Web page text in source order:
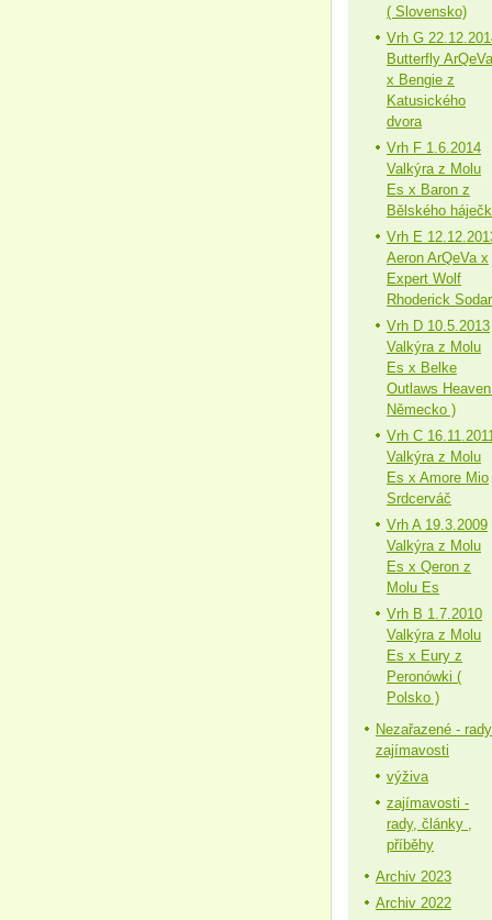
( Slovensko)
Vrh G
Butterfly ArQeVa
x Bengie z
Katusického
dvora
Vrh F 1.6.2014
Valkýra z Molu
Es x Baron z
Bělského
Vrh E
Aeron ArQeVa x
Expert Wolf
Rhoderick Sodar
Vrh D 10.5.2013
Valkýra z Molu
Es x Belke
Outlaws
Německo )
Vrh C
Valkýra z Molu
Es x Amore Mio
Srdcerváč
Vrh A 19.3.2009
Valkýra z Molu
Es x Qeron z
Molu Es
Vrh B 1.7.2010
Valkýra z Molu
Es x Eury z
Peronówki (
Polsko )
Nezařazené -
zajímavosti
výživa
zajímavosti -
rady, články ,
příběhy
Archiv 2023
Archiv 2022